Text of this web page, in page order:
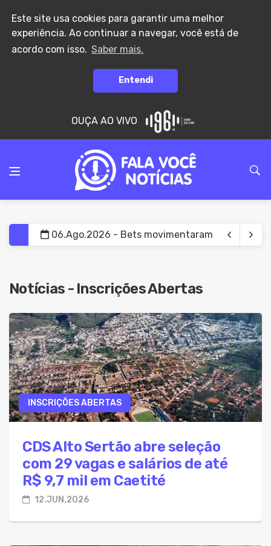
Este site usa cookies para garantir uma melhor
experiência. Ao continuar a navegar, você está de
acordo com isso. Saber mais.
Entendi
OUÇA AO VIVO
06.Ago.2026 - Salário mínimo de 2027 muda
06.Ago.2026 - Justiça suspende uso do
06.Ago.2026 - Câncer de pulmão chega ao
06.Ago.2026 - Prouni: estudantes da segunda
06.Ago.2026 - Lei do Frete torna permanente
06.Ago.2026 - Anvisa determina recolhimento
06.Ago.2026 - Mulheres Mil abre 8 mil vagas
Notícias - Inscrições Abertas
INSCRIÇÕES ABERTAS
CDS Alto Sertão abre seleção
com 29 vagas e salários de até
R$ 9,7 mil em Caetité
12.JUN.2026